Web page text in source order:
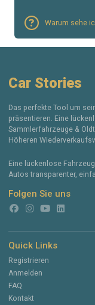
Warum sehe
Car Stories
Das perfekte Tool um
präsentieren. Eine
Sammlerfahrzeuge &
Höheren
Eine lückenlose
Autos transparenter,
Folgen Sie uns
Quick Links
Registrieren
Anmelden
FAQ
Kontakt